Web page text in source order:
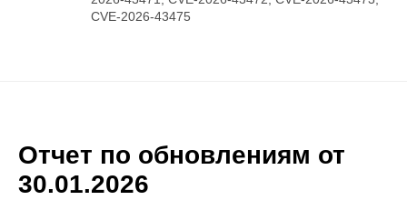
Отчет по обновлениям от
30.01.2026